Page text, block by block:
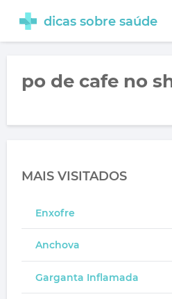
dicas sobre saúde
po de cafe no
MAIS VISITADOS
Enxofre
Anchova
Garganta Inflamada